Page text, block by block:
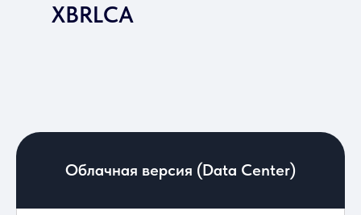
XBRLCA
Облачная версия (Data Center)